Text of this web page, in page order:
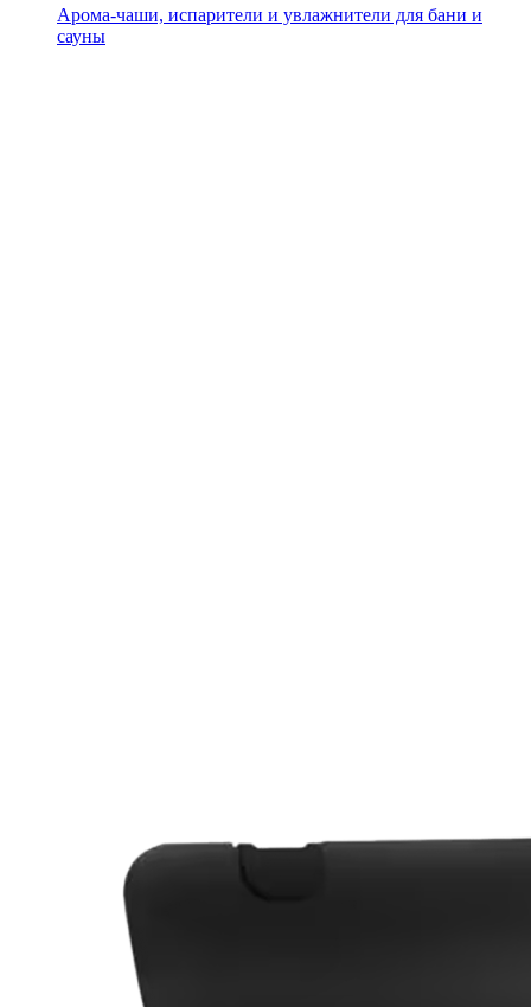
Арома-чаши, испарители и увлажнители для бани и
сауны